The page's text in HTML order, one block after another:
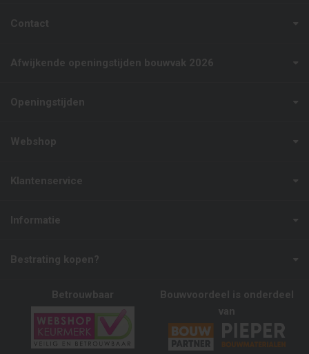
Contact
Afwijkende openingstijden bouwvak 2026
Openingstijden
Webshop
Klantenservice
Informatie
Bestrating kopen?
Betrouwbaar
Bouwvoordeel is onderdeel
van